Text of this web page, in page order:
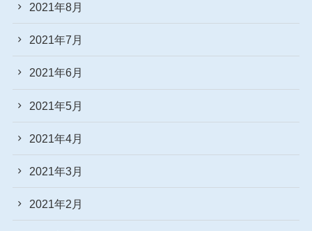
2021年8月
2021年7月
2021年6月
2021年5月
2021年4月
2021年3月
2021年2月